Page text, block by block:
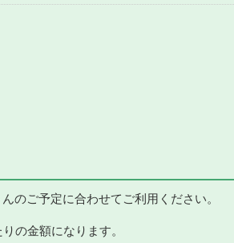
のご予定に合わせてご利用ください。
の金額になります。